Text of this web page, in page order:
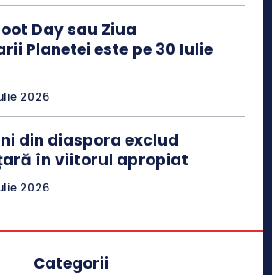
Day sau Ziua
Planetei este pe 30 Iulie
2026
din diaspora exclud
în viitorul apropiat
2026
Categorii